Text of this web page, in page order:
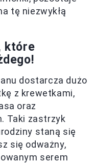
tę niezwykłą
które
dostarcza dużo
z krewetkami,
oraz
Taki zastrzyk
staną się
się odważny,
serem